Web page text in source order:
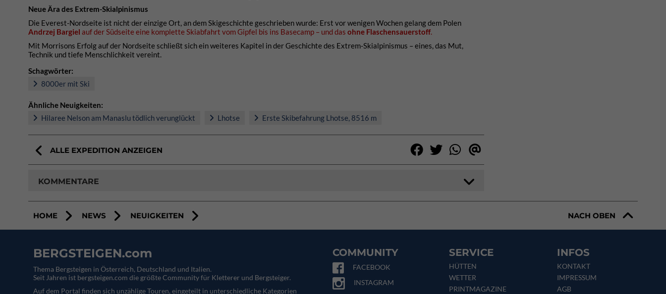
Neue Ära des Extrem-Skialpinismus
Die Everest-Nordseite ist nicht der einzige Ort, an dem Skigeschichte geschrieben wurde: Erst vor wenigen Wochen gelang dem Polen
Andrzej Bargiel auf der Südseite eine komplette Skiabfahrt vom Gipfel bis ins Basecamp – und das ohne Flaschensauerstoff.
Mit Morrisons Erfolg auf der Nordseite schließt sich ein weiteres Kapitel in der Geschichte des Extrem-Skialpinismus – eines, das Mut,
Technik und tiefe Menschlichkeit vereint.
Schagwörter:
8000er mit Ski
Ähnliche Neuigkeiten:
Hilaree Nelson am Manaslu tödlich verunglückt
Lhotse Erste Skibefahrung Lhotse, 8516 m
ALLE EXPEDITION ANZEIGEN
KOMMENTARE
HOME NEWS NEUIGKEITEN NACH OBEN
BERGSTEIGEN.com
Thema Bergsteigen in Österreich, Deutschland und Italien.
Seit Jahren ist bergsteigen.com die größte Community für Kletterer und Bergsteiger.
Auf dem Portal finden sich unzählige Touren, eingeteilt in unterschiedliche Kategorien
COMMUNITY
FACEBOOK
INSTAGRAM
SERVICE
HÜTTEN
WETTER
PRINTMAGAZINE
INFOS
KONTAKT
IMPRESSUM
AGB